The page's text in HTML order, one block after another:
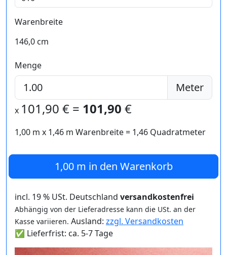
Warenbreite
146,0 cm
Menge
Meter
x 101,90 € = 101,90 €
1,00 m x 1,46 m Warenbreite = 1,46 Quadratmeter
1,00 m in den Warenkorb
incl. 19 % USt. Deutschland versandkostenfrei
Abhängig von der Lieferadresse kann die USt. an der
Kasse variieren. Ausland: zzgl. Versandkosten
✅ Lieferfrist: ca. 5-7 Tage